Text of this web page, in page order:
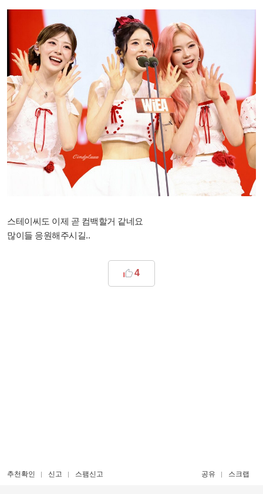
스테이씨도 이제 곧 컴백할거 같네요
많이들 응원해주시길..
4
추천확인 신고 스팸신고 공유 스크랩